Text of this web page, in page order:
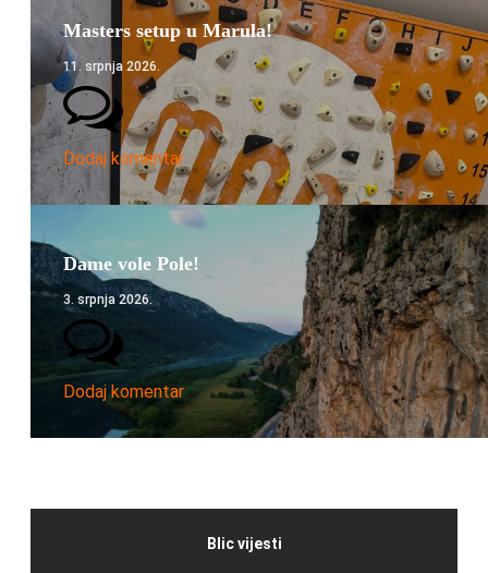
Masters setup u Marula!
11. srpnja 2026.
Dodaj komentar
Dame vole Pole!
3. srpnja 2026.
Dodaj komentar
Blic vijesti